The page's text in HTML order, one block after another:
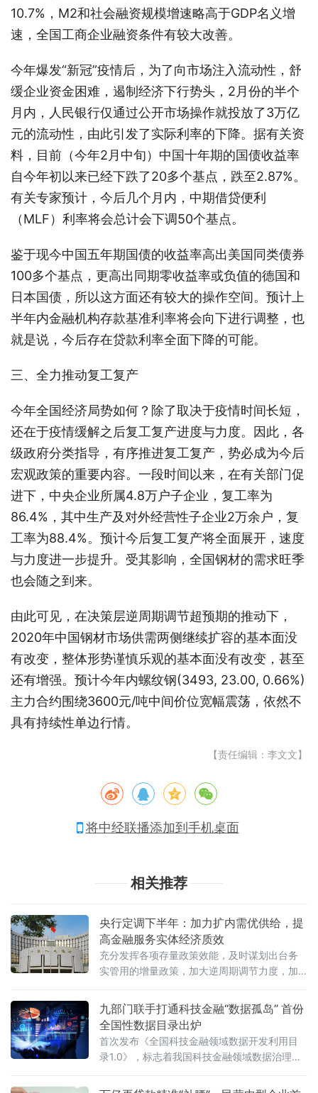
10.7%，M2和社会融资规模增速略高于GDP名义增
速，全国工商企业融资条件有较大改善。
今年爆发“新冠”疫情后，为了向市场注入流动性，舒
缓企业资金困难，遏制经济下行势头，2月份的半个
月内，人民银行仅通过公开市场操作就投放了3万亿
元的流动性，由此引发了实际利率的下降。据有关资
料，目前（今年2月中旬）中国十年期的国债收益率
自今年初以来已经下跌了20多个基点，跌至2.87%。
有关专家预计，今后几个月内，中期借贷便利
（MLF）利率将会总计会下调50个基点。
鉴于现今中国五年期国债的收益率高出美国同类债券
100多个基点，更高出同期零收益率或负值的德国和
日本国债，所以这方面还有较大的操作空间。预计上
半年内金融机构存款基准利率将会向下进行调整，也
就是说，今后存在贷款利率全面下降的可能。
三、全力推动复工复产
今年全国经济局势如何？除了取决于疫情时间长短，
还在于疫情缓解之后复工复产进度与力度。因此，各
级政府分类指导，有序推进复工复产，势必成为今后
宏观政策的重要内容。一段时间以来，在有关部门促
进下，中央企业所属4.8万户子企业，复工率为
86.4%，其中生产及对外经营性子企业2万余户，复
工率为88.4%。预计今后复工复产将全面展开，速度
与力度进一步提升。受其影响，全国钢材的需求旺季
也会随之到来。
由此可见，在决策层逆周期调节超预期的推动下，
2020年中国钢材市场供需两侧继续扩容的基本面没
有改变，整体形势谨慎乐观的基本面没有改变，甚至
还有增强。预计今年内螺纹钢(3493, 23.00, 0.66%)
主力合约围绕3600元/吨中间价位宽幅震荡，依然不
具有持续性单边行情。
【责任编辑：李文文】
将中经联播添加到手机桌面
相关推荐
央行定调下半年：加力扩内需优供给，提
高金融服务实体经济质效
充分发挥各项存量政策效能，及时谋划出台务
实管用的增量政策，加大逆周期调节力度，加
优向好发展。
九部门联手打通科技金融“数据孤岛” 首份
全国性数据目录出炉
首次发布《全国科技金融领域数据开发利用目
录1.0》，标志着我国科技金融领域数据治理迈
企业尤其是中小科